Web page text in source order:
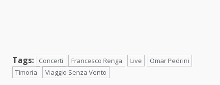
Tags: Concerti Francesco Renga Live
Omar Pedrini
Timoria
Viaggio Senza Vento